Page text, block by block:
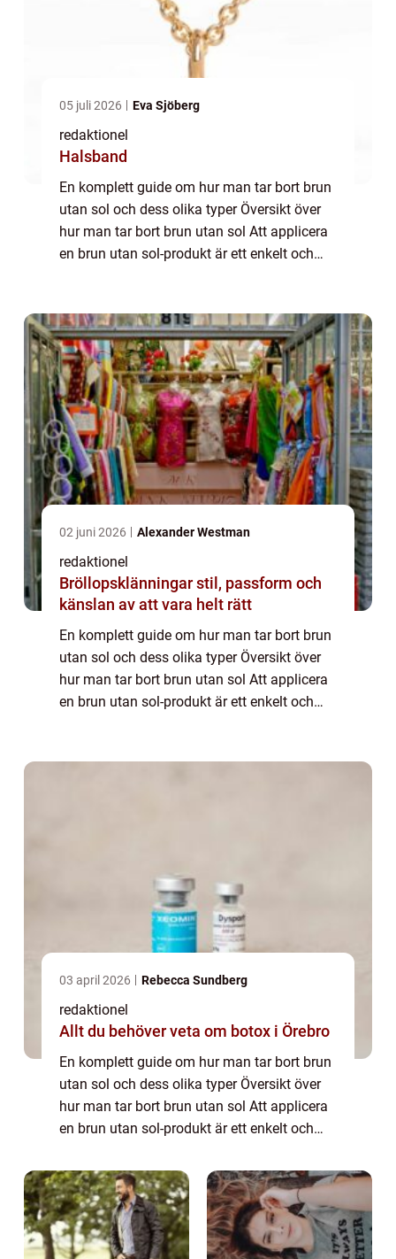
05 juli 2026 Eva Sjöberg
redaktionel
Halsband
En komplett guide om hur man tar bort brun
utan sol och dess olika typer Översikt över
hur man tar bort brun utan sol Att applicera
en brun utan sol-produkt är ett enkelt och
02 juni 2026 Alexander Westman
redaktionel
Bröllopsklänningar stil, passform och
känslan av att vara helt rätt
En komplett guide om hur man tar bort brun
utan sol och dess olika typer Översikt över
hur man tar bort brun utan sol Att applicera
en brun utan sol-produkt är ett enkelt och
03 april 2026 Rebecca Sundberg
redaktionel
Allt du behöver veta om botox i Örebro
En komplett guide om hur man tar bort brun
utan sol och dess olika typer Översikt över
hur man tar bort brun utan sol Att applicera
en brun utan sol-produkt är ett enkelt och
att utsätta sig för skadlig UV-s...